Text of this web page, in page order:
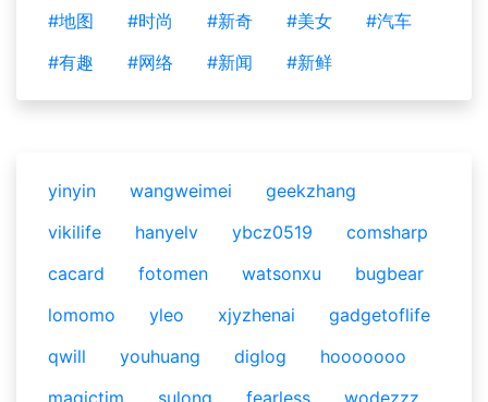
#地图
#时尚 #新奇 #美女
#汽车
#有趣
#网络 #新闻 #新鲜
yinyin wangweimei
geekzhang
vikilife
hanyelv ybcz0519
comsharp
cacard
fotomen watsonxu
bugbear
lomomo
yleo xjyzhenai
gadgetoflife
qwill
youhuang diglog
hooooooo
magictim
sulong fearless
wodezzz